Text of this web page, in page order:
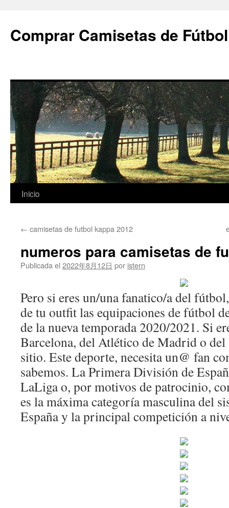
Comprar Camisetas de
Saltar
contenido
Inicio
← camisetas de futbol kappa 2012
numeros para camisetas de
Publicada el 2022年8月12日 por istern
Pero si eres un/una fanatico/a del
de tu outfit las equipaciones de fútbol
de la nueva temporada 2020/2021. Si
Barcelona, del Atlético de Madrid o del
sitio. Este deporte, necesita un@ fan
sabemos. La Primera División de
LaLiga o, por motivos de patrocinio,
es la máxima categoría masculina del
España y la principal competición a